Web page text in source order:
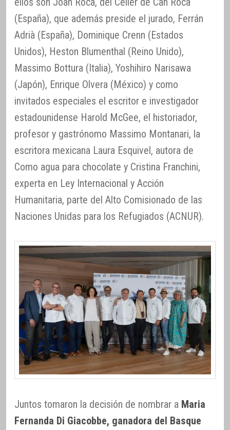
(España), que además preside el jurado, Ferrán
Adrià (España), Dominique Crenn (Estados
Unidos), Heston Blumenthal (Reino Unido),
Massimo Bottura (Italia), Yoshihiro Narisawa
(Japón), Enrique Olvera (México) y como
invitados especiales el escritor e investigador
estadounidense Harold McGee, el historiador,
profesor y gastrónomo Massimo Montanari, la
escritora mexicana Laura Esquivel, autora de
Como agua para chocolate y Cristina Franchini,
experta en Ley Internacional y Acción
Humanitaria, parte del Alto Comisionado de las
Naciones Unidas para los Refugiados (ACNUR).
Juntos tomaron la decisión de nombrar a Maria
Fernanda Di Giacobbe, ganadora del Basque